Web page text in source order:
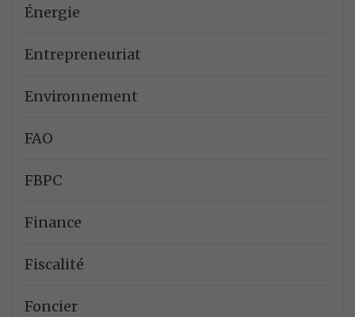
Énergie
Entrepreneuriat
Environnement
FAO
FBPC
Finance
Fiscalité
Foncier